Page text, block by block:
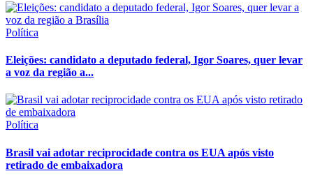
Política
Eleições: candidato a deputado federal, Igor Soares, quer levar
a voz da região a...
Política
Brasil vai adotar reciprocidade contra os EUA após visto
retirado de embaixadora